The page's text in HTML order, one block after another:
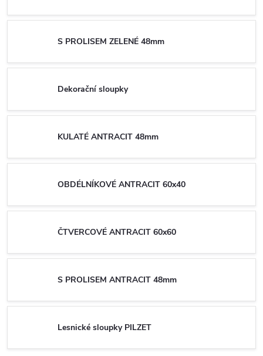
S PROLISEM ZELENÉ 48mm
Dekorační sloupky
KULATÉ ANTRACIT 48mm
OBDÉLNÍKOVÉ ANTRACIT 60x40
ČTVERCOVÉ ANTRACIT 60x60
S PROLISEM ANTRACIT 48mm
Lesnické sloupky PILZET